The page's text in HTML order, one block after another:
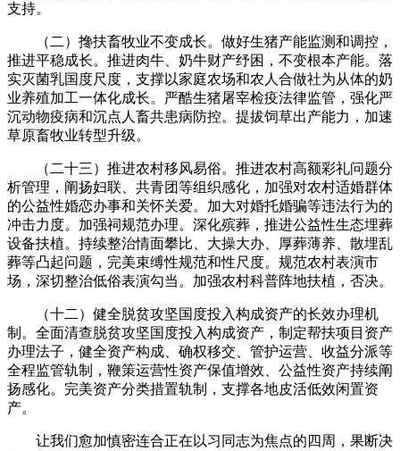
支持。
（二）搀扶畜牧业不变成长。做好生猪产能监测和调控，
推进平稳成长。推进肉牛、奶牛财产纾困，不变根本产能。落
实灭菌乳国度尺度，支撑以家庭农场和农人合做社为从体的奶
业养殖加工一体化成长。严酷生猪屠宰检疫法律监管，强化严
沉动物疫病和沉点人畜共患病防控。提拔饲草出产能力，加速
草原畜牧业转型升级。
（二十三）推进农村移风易俗。推进农村高额彩礼问题分
析管理，阐扬妇联、共青团等组织感化，加强对农村适婚群体
的公益性婚恋办事和关怀关爱。加大对婚托婚骗等违法行为的
冲击力度。加强祠规范办理。深化殡葬，推进公益性生态埋葬
设备扶植。持续整治情面攀比、大操大办、厚葬薄养、散埋乱
葬等凸起问题，完美束缚性规范和性尺度。规范农村表演市
场，深切整治低俗表演勾当。加强农村科普阵地扶植，否决。
（十二）健全脱贫攻坚国度投入构成资产的长效办理机
制。全面清查脱贫攻坚国度投入构成资产，制定帮扶项目资产
办理法子，健全资产构成、确权移交、管护运营、收益分派等
全程监管轨制，鞭策运营性资产保值增效、公益性资产持续阐
扬感化。完美资产分类措置轨制，支撑各地皮活低效闲置资
产。
让我们愈加慎密连合正在以习同志为焦点的四周，果断决